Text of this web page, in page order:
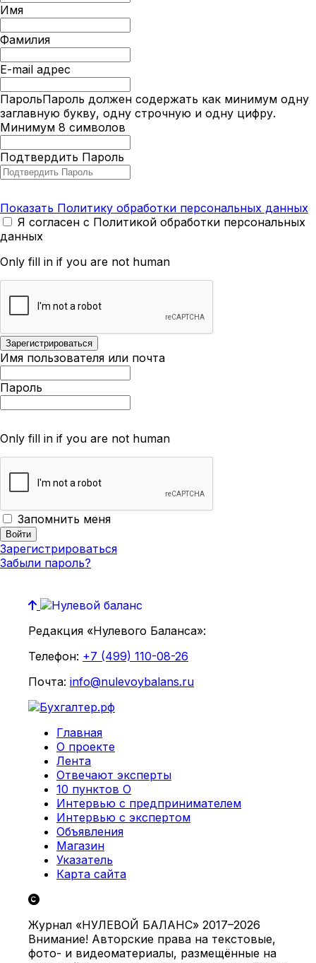
Имя
Фамилия
E-mail адрес
ПарольПароль должен содержать как минимум одну
заглавную букву, одну строчную и одну цифру.
Минимум 8 символов
Подтвердить Пароль
Показать Политику обработки персональных данных
Я согласен с Политикой обработки персональных
данных
Only fill in if you are not human
Имя пользователя или почта
Пароль
Only fill in if you are not human
Запомнить меня
Зарегистрироваться
Забыли пароль?
Редакция «Нулевого Баланса»:
Телефон: +7 (499) 110-08-26
Почта: info@nulevoybalans.ru
Главная
О проекте
Лента
Отвечают эксперты
10 пунктов О
Интервью с предпринимателем
Интервью с экспертом
Объявления
Магазин
Указатель
Карта сайта
Журнал «НУЛЕВОЙ БАЛАНС» 2017–2026
Внимание! Авторские права на текстовые,
фото- и видеоматериалы, размещённые на